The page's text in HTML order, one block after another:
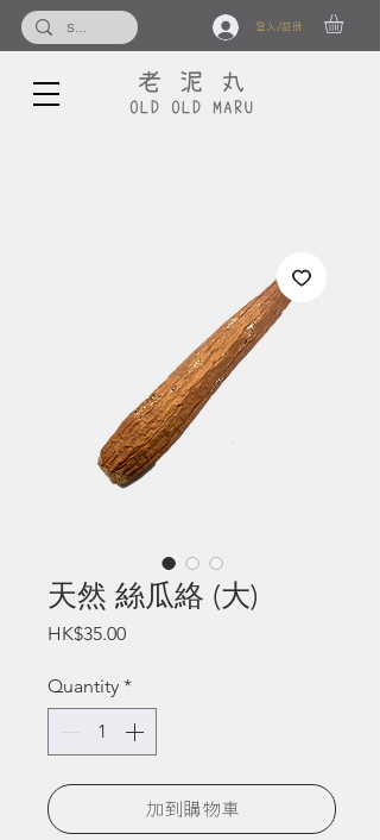
登入/註冊
天然 絲瓜絡 (大)
HK$35.00Price
Quantity *
加到購物車